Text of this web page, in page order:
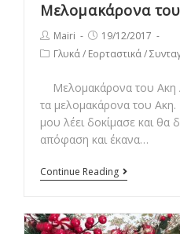
Μελομακάρονα
Post
author:
Mairi
Post
published:
19/12/2017
PostΓλυκά/ Εορταστικά/
Μελομακάρονα του Ακη
τα μελομακάρονα του
μου λέει δοκίμασε και θα
απόφαση και έκανα…
Continue Reading